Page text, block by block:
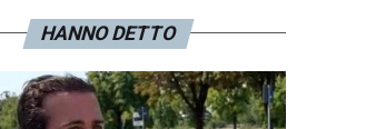
HANNO DETTO